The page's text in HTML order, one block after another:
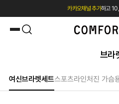
카카오채널 추가하고
첫 구매 전용 혜택 l 베
브라
여신브라렛세트스포츠라인처진 가슴